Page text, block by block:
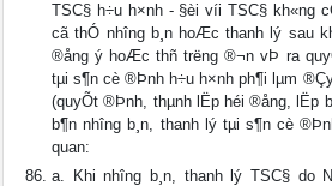
TSC§ h÷u h×nh - §èi víi TSC§ kh«ng
cã thÓ nh­îng b¸n hoÆc thanh lý sau
®ång ý hoÆc thñ tr­ëng ®¬n vÞ ra
tµi s¶n cè ®Þnh h÷u h×nh ph¶i lµm
(quyÕt ®Þnh, thµnh lËp héi ®ång, lËp
b¶n nh­îng b¸n, thanh lý tµi s¶n cè
quan:
a. Khi nh­îng b¸n, thanh lý TSC§ do